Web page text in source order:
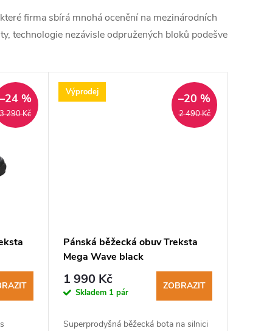
firma sbírá mnohá ocenění na mezinárodních
technologie nezávisle odpružených bloků podešve
3 290 Kč
–24 % Výprodej
2 490 Kč
–20 %
Pánská běžecká obuv Treksta
Mega Wave black
1 990 Kč
Skladem 1 pár
ZOBRAZIT
Superprodyšná běžecká bota na silnici